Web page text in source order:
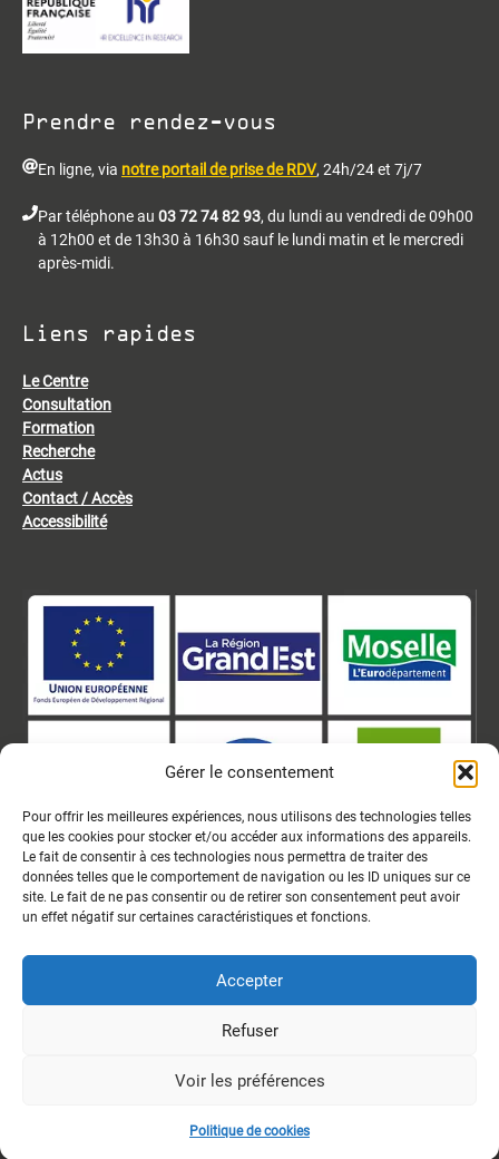
Gérer le consentement
Pour offrir les meilleures expériences, nous utilisons des technologies telles
que les cookies pour stocker et/ou accéder aux informations des appareils.
Le fait de consentir à ces technologies nous permettra de traiter des
données telles que le comportement de navigation ou les ID uniques sur ce
site. Le fait de ne pas consentir ou de retirer son consentement peut avoir
un effet négatif sur certaines caractéristiques et fonctions.
Accepter
Refuser
Voir les préférences
Politique de cookies
Prendre rendez-vous
En ligne, via notre portail de prise de RDV, 24h/24 et 7j/7
Par téléphone au 03 72 74 82 93, du lundi au vendredi de 09h00
à 12h00 et de 13h30 à 16h30 sauf le lundi matin et le mercredi
après-midi.
Liens rapides
Le Centre
Consultation
Formation
Recherche
Actus
Contact / Accès
Accessibilité
Le Centre Pierre Janet est cofinancé à hauteur de 1 246 000€ par l’Union Européenne dans le
2026 © Centre Pierre Janet
Politique de confidentialitéPlan du site